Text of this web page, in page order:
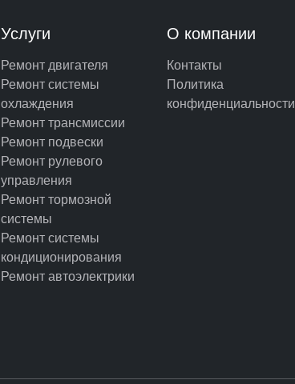
Услуги
Ремонт двигателя
Ремонт системы
охлаждения
Ремонт трансмиссии
Ремонт подвески
Ремонт рулевого
управления
Ремонт тормозной
системы
Ремонт системы
кондиционирования
Ремонт автоэлектрики
О компании
Контакты
Политика
конфиденциальности